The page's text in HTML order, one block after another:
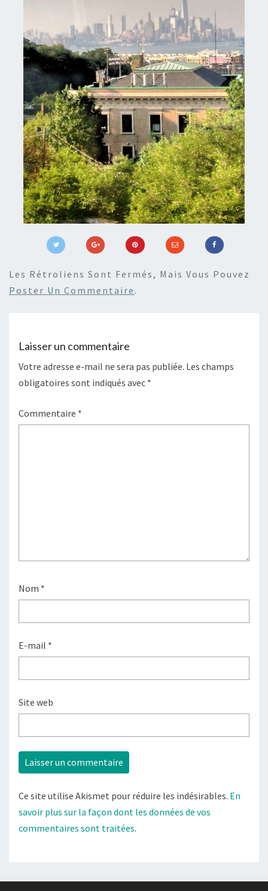
Les Rétroliens Sont Fermés, Mais Vous Pouvez
Poster Un Commentaire .
Laisser un commentaire
Votre adresse e-mail ne sera pas publiée. Les champs
obligatoires sont indiqués avec *
Commentaire *
Nom *
E-mail *
Site web
Ce site utilise Akismet pour réduire les indésirables. En
savoir plus sur la façon dont les données de vos
commentaires sont traitées.